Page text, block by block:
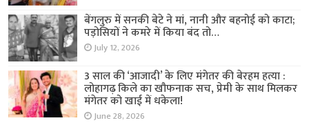
बेंगलुरु में सनकी बेटे ने मां, नानी और बहनोई को काटा;
पड़ोसियों ने कमरे में किया बंद तो…
July 12, 2026
3 साल की ‘आजादी’ के लिए मंगेतर की बेरहम हत्या :
लोहागढ़ किले का खौफनाक सच, प्रेमी के साथ मिलकर
मंगेतर को खाई में धकेला!
June 28, 2026